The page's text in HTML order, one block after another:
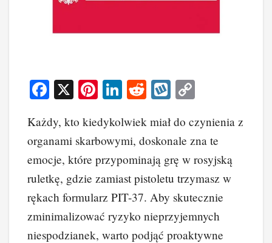
F
c
e
b
o
o
k
X
Pi
er
e
st
Li
k
e
dI
n
R
d
di
t
W
o
p
p
y
Li
n
k
Każdy, kto kiedykolwiek miał do czynienia z
organami skarbowymi, doskonale zna te
emocje, które przypominają grę w rosyjską
ruletkę, gdzie zamiast pistoletu trzymasz w
rękach formularz PIT-37. Aby skutecznie
zminimalizować ryzyko nieprzyjemnych
niespodzianek, warto podjąć proaktywne